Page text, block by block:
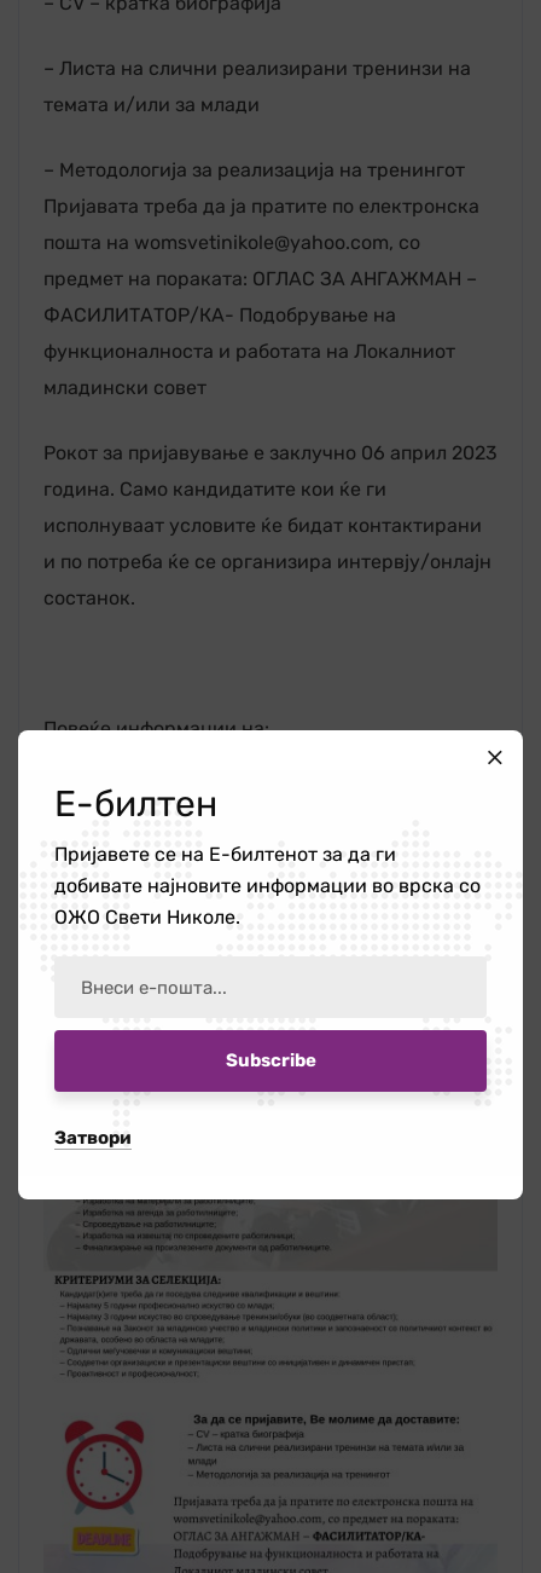
– Листа на слични реализирани тренинзи на
темата и/или за млади
– Методологија за реализација на тренингот
Пријавата треба да ја пратите по електронска
пошта на womsvetinikole@yahoo.com, со
предмет на пораката: ОГЛАС ЗА АНГАЖМАН –
ФАСИЛИТАТОР/КА- Подобрување на
функционалноста и работата на Локалниот
младински совет
Рокот за пријавување е заклучно 06 април 2023
година. Само кандидатите кои ќе ги
исполнуваат условите ќе бидат контактирани
и по потреба ќе се организира интервју/онлајн
состанок.
Повеќе информации на:
+389 32 444 620
+389 78 938 764 (Елена Трајкова, проектна
координаторка)
womsvetinikole@yahoo.com
Е-билтен
Пријавете се на Е-билтенот за да ги
добивате најновите информации во врска со
ОЖО Свети Николе.
Затвори